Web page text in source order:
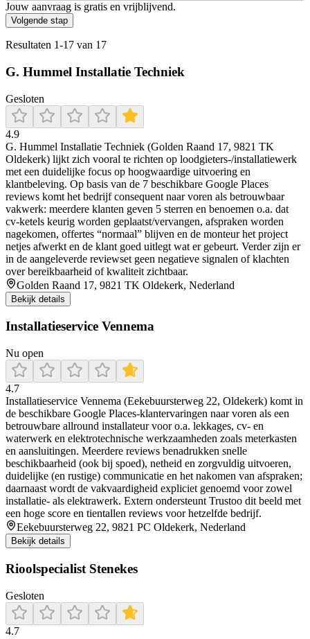
Jouw aanvraag is gratis en vrijblijvend.
Volgende stap
Resultaten 1-17 van 17
G. Hummel Installatie Techniek
Gesloten
4.9
G. Hummel Installatie Techniek (Golden Raand 17, 9821 TK
Oldekerk) lijkt zich vooral te richten op loodgieters-/installatiewerk
met een duidelijke focus op hoogwaardige uitvoering en
klantbeleving. Op basis van de 7 beschikbare Google Places
reviews komt het bedrijf consequent naar voren als betrouwbaar
vakwerk: meerdere klanten geven 5 sterren en benoemen o.a. dat
cv-ketels keurig worden geplaatst/vervangen, afspraken worden
nagekomen, offertes “normaal” blijven en de monteur het project
netjes afwerkt en de klant goed uitlegt wat er gebeurt. Verder zijn er
in de aangeleverde reviewset geen negatieve signalen of klachten
over bereikbaarheid of kwaliteit zichtbaar.
Golden Raand 17, 9821 TK Oldekerk, Nederland
Bekijk details
Installatieservice Vennema
Nu open
4.7
Installatieservice Vennema (Eekebuursterweg 22, Oldekerk) komt in
de beschikbare Google Places-klantervaringen naar voren als een
betrouwbare allround installateur voor o.a. lekkages, cv- en
waterwerk en elektrotechnische werkzaamheden zoals meterkasten
en aansluitingen. Meerdere reviews benadrukken snelle
beschikbaarheid (ook bij spoed), netheid en zorgvuldig uitvoeren,
duidelijke (en rustige) communicatie en het nakomen van afspraken;
daarnaast wordt de vakvaardigheid expliciet genoemd voor zowel
installatie- als elektrawerk. Extern ondersteunt Trustoo dit beeld met
een hoge score en tientallen reviews voor hetzelfde bedrijf.
Eekebuursterweg 22, 9821 PC Oldekerk, Nederland
Bekijk details
Rioolspecialist Stenekes
Gesloten
4.7